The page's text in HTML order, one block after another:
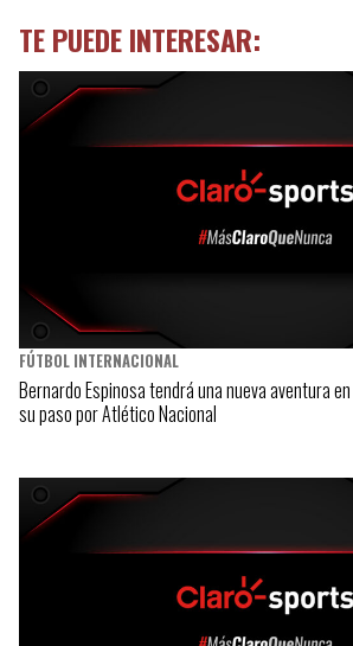
TE PUEDE INTERESAR:
FÚTBOL INTERNACIONAL
Bernardo Espinosa tendrá una nueva aventura
su paso por Atlético Nacional